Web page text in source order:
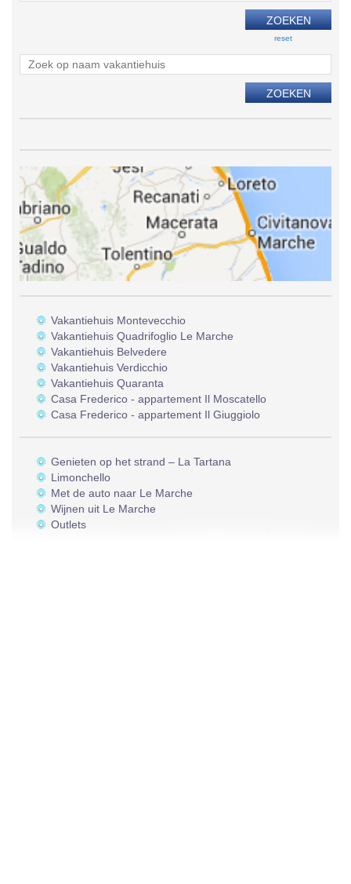
reset
Vakantiehuis Montevecchio
Vakantiehuis Quadrifoglio Le Marche
Vakantiehuis Belvedere
Vakantiehuis Verdicchio
Vakantiehuis Quaranta
Casa Frederico - appartement Il Moscatello
Casa Frederico - appartement Il Giuggiolo
Genieten op het strand – La Tartana
Limonchello
Met de auto naar Le Marche
Wijnen uit Le Marche
Outlets